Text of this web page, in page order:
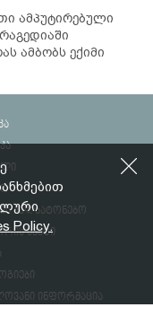
ამპუტირებული
ამბობს ექიმი
ქალბატონებო
სვეტი
ინფორმაცია
Policy.